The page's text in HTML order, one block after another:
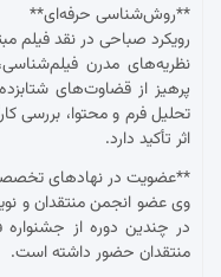
**روش‌شناسی حرفه‌ای**
رویکرد صباحی در نقد فیلم
نظریه‌های مدرن
پرهیز از قضاوت‌های
تحلیل فرم و محتوا، بررسی
اثر تأکید دارد.
**عضویت در نهادهای
وی عضو انجمن منتقدان و
در چندین دوره از
منتقدان حضور داشته است.